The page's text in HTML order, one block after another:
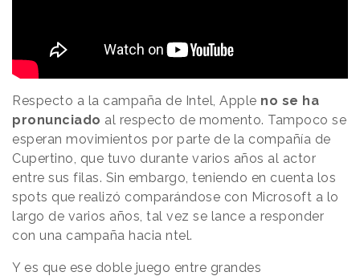
Respecto a la campaña de Intel, Apple no se ha
pronunciado al respecto de momento. Tampoco se
esperan movimientos por parte de la compañía de
Cupertino, que tuvo durante varios años al actor
entre sus filas. Sin embargo, teniendo en cuenta los
spots que realizó comparándose con Microsoft a lo
largo de varios años, tal vez se lance a responder
con una campaña hacia ntel.
Y es que ese doble juego entre grandes